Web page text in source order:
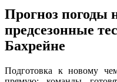
Прогноз погоды
предсезонные
Бахрейне
Подготовка к новому